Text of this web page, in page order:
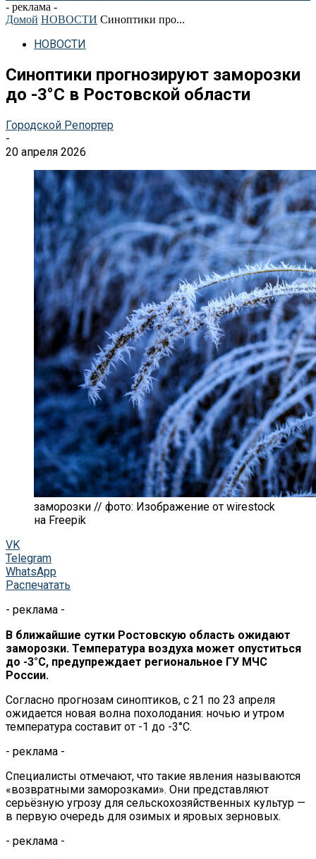
- реклама -
Домой НОВОСТИ Синоптики про...
НОВОСТИ
Синоптики прогнозируют заморозки
до -3°C в Ростовской области
Городской Репортер
-
20 апреля 2026
заморозки // фото: Изображение от wirestock
на Freepik
VK
Telegram
WhatsApp
Распечатать
- реклама -
В ближайшие сутки Ростовскую область ожидают
заморозки. Температура воздуха может опуститься
до -3°C, предупреждает региональное ГУ МЧС
России.
Согласно прогнозам синоптиков, с 21 по 23 апреля
ожидается новая волна похолодания: ночью и утром
температура составит от -1 до -3°C.
- реклама -
Специалисты отмечают, что такие явления называются
«возвратными заморозками». Они представляют
серьёзную угрозу для сельскохозяйственных культур —
в первую очередь для озимых и яровых зерновых.
- реклама -